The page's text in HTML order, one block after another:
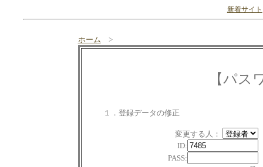
新着サイト
ホーム >
【パス
１．登録データの修正
変更する人：
ID:
PASS: